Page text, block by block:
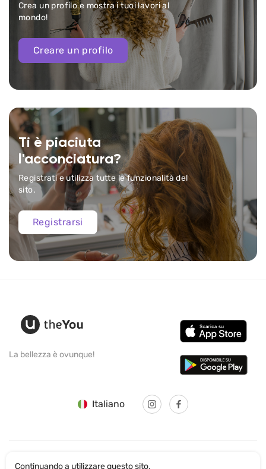
Crea un profilo e mostra i tuoi lavori al
mondo!
Creare un profilo
Ti è piaciuta
l'acconciatura?
Registrati e utilizza tutte le funzionalità del
sito.
Registrarsi
La bellezza è ovunque!
Italiano
Continuando a utilizzare questo sito,